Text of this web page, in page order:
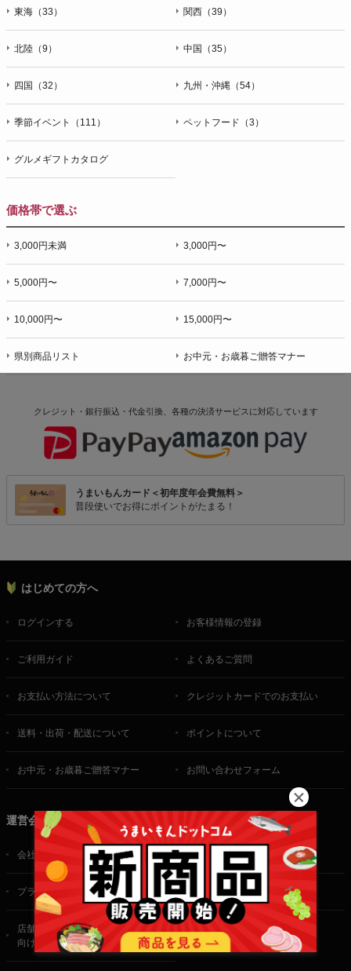
東海（33） 関西（39）
北陸（9） 中国（35）
四国（32） 九州・沖縄（54）
季節イベント（111） ペットフード（3）
グルメギフトカタログ
価格帯で選ぶ
3,000円未満 3,000円〜
5,000円〜 7,000円〜
10,000円〜 15,000円〜
県別商品リスト お中元・お歳暮ご贈答マナー
クレジット・銀行振込・代金引換、各種の決済サービスに対応しています
うまいもんカード＜初年度年会費無料＞
普段使いでお得にポイントがたまる！
はじめての方へ
ログインする お客様情報の登録
ご利用ガイド よくあるご質問
お支払い方法について クレジットカードでのお支払い
送料・出荷・配送について ポイントについて
お中元・お歳暮ご贈答マナー お問い合わせフォーム
運営会社
会社概要 ご利用規約
プライバシーポリシー 特定商取引法に基づく表記
店舗・法人・生産者様
向けのお問い合わせ